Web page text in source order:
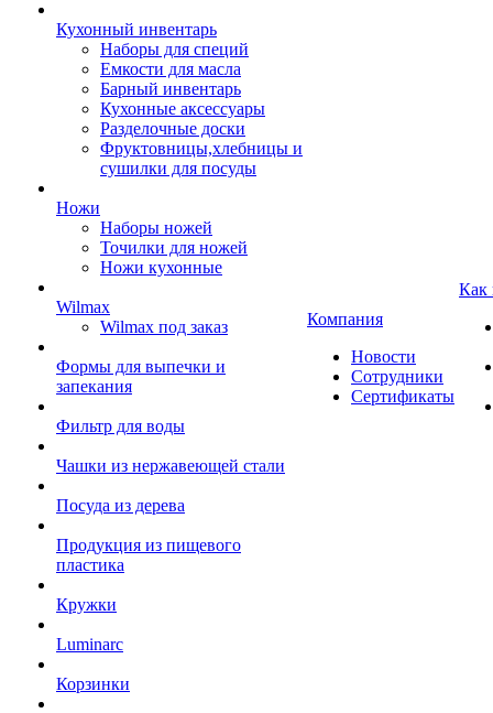
Кухонный инвентарь
Наборы для специй
Емкости для масла
Барный инвентарь
Кухонные аксессуары
Разделочные доски
Фруктовницы,хлебницы и
сушилки для посуды
Ножи
Наборы ножей
Точилки для ножей
Ножи кухонные
Wilmax
Wilmax под заказ
Формы для выпечки и
запекания
Фильтр для воды
Чашки из нержавеющей стали
Посуда из дерева
Продукция из пищевого
пластика
Кружки
Luminarc
Корзинки
Компания
Новости
Сотрудники
Сертификаты
Как